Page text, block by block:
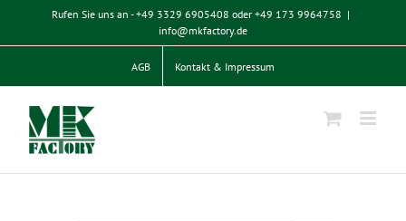
springen
Rufen Sie uns an - +49 3329 6905408 oder +49 173 9964758 |
info@mkfactory.de
AGB Kontakt & Impressum